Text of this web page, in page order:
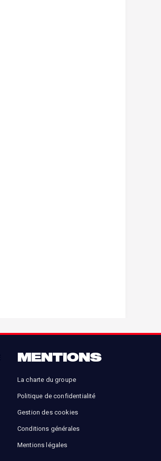
MENTIONS
La charte du groupe
Politique de confidentialité
Gestion des cookies
Conditions générales
Mentions légales